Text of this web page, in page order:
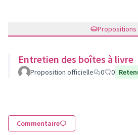
Propositions
Entretien des boîtes à livre
Proposition officielle 0 0
Commentaire